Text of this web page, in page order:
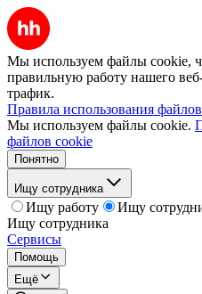
Мы используем файлы cookie,
правильную работу нашего
трафик.
Правила использования
Мы используем файлы cookie.
файлов cookie
Понятно
Ищу сотрудника
Ищу работу
Ищу
Ищу сотрудника
Сервисы
Помощь
Ещё